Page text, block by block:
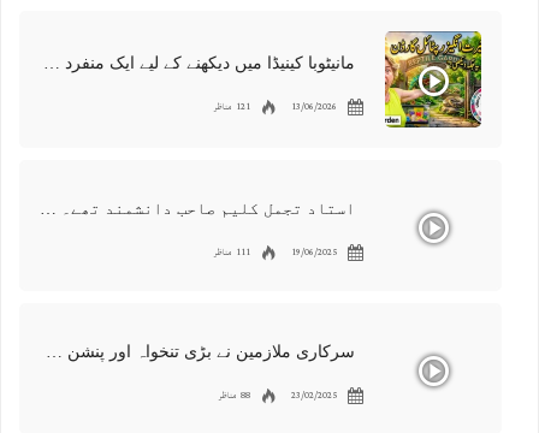
13/06/2026 121 مناظر
استاد تجمل کلیم صاحب دانشمند تھے۔ ایک عظیم دوست، معروف شاعر اور گلوکار۔ ہمیں اس کی کمی محسوس ہوتی ہے
19/06/2025 111 مناظر
سرکاری ملازمین نے بڑی تنخواہ اور پنشن میں کٹوتیوں کو مسترد کر دیا | دارالحکومت میں احتجاجی مظاہرہ اردو کینیڈا
23/02/2025 88 مناظر